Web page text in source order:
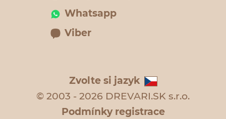
Whatsapp
Viber
Zvolte si jazyk
© 2003 - 2026 DREVARI.SK s.r.o.
Podmínky registrace